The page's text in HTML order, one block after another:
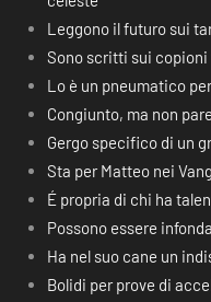
Leggono il futuro sui
Sono scritti sui
Lo è un pneumatico
Congiunto, ma non
Gergo specifico di un
Sta per Matteo nei
É propria di chi ha
Possono essere
Ha nel suo cane un
Bolidi per prove di